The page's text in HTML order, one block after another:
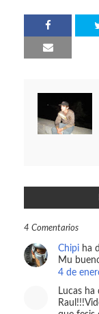
4 Comentarios
Chipi ha
Mu
4 de
Lucas